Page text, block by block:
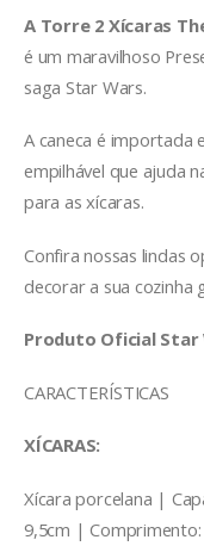
A Torre 2 Xícaras
é um maravilhoso
saga Star Wars.
A caneca é importada
empilhável que ajuda
para as xícaras.
Confira nossas lindas
decorar a sua cozinha
Produto Oficial Star
CARACTERÍSTICAS
XÍCARAS:
Xícara porcelana |
9,5cm | Comprimento: